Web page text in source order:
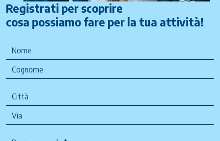
Registrati per scoprire
cosa possiamo fare per la tua attività!